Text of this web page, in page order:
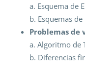
a. Esquema de
b. Esquemas
Problemas de
a. Algoritmo de
b. Diferencias